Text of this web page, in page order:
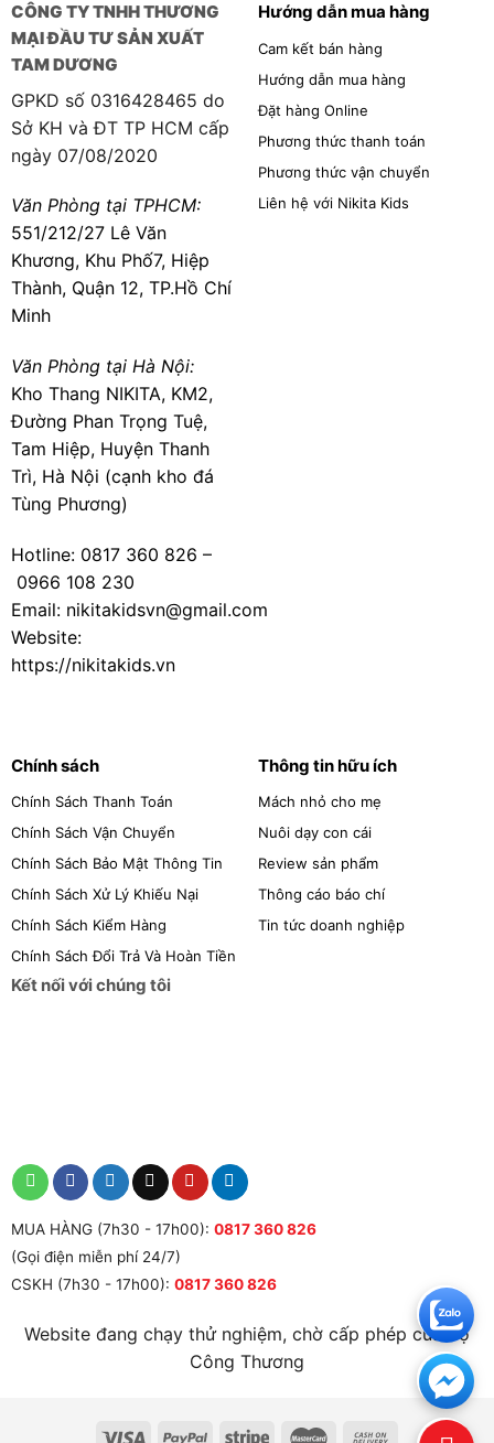
CÔNG TY TNHH THƯƠNG
MẠI ĐẦU TƯ SẢN XUẤT
TAM DƯƠNG
GPKD số 0316428465 do
Sở KH và ĐT TP HCM cấp
ngày 07/08/2020
Văn Phòng tại TPHCM:
551/212/27 Lê Văn
Khương, Khu Phố7, Hiệp
Thành, Quận 12, TP.Hồ Chí
Minh
Văn Phòng tại Hà Nội:
Kho Thang NIKITA, KM2,
Đường Phan Trọng Tuệ,
Tam Hiệp, Huyện Thanh
Trì, Hà Nội (cạnh kho đá
Tùng Phương)
Hotline: 0817 360 826 –
0966 108 230
Email: nikitakidsvn@gmail.com
Website:
https://nikitakids.vn
Hướng dẫn mua hàng
Cam kết bán hàng
Hướng dẫn mua hàng
Đặt hàng Online
Phương thức thanh toán
Phương thức vận chuyển
Liên hệ với Nikita Kids
Chính sách
Chính Sách Thanh Toán
Chính Sách Vận Chuyển
Chính Sách Bảo Mật Thông Tin
Chính Sách Xử Lý Khiếu Nại
Chính Sách Kiểm Hàng
Chính Sách Đổi Trả Và Hoàn Tiền
Thông tin hữu ích
Mách nhỏ cho mẹ
Nuôi dạy con cái
Review sản phẩm
Thông cáo báo chí
Tin tức doanh nghiệp
Kết nối với chúng tôi
MUA HÀNG (7h30 - 17h00): 0817 360 826
(Gọi điện miễn phí 24/7)
CSKH (7h30 - 17h00): 0817 360 826
Website đang chạy thử nghiệm, chờ cấp phép của Bộ
Công Thương